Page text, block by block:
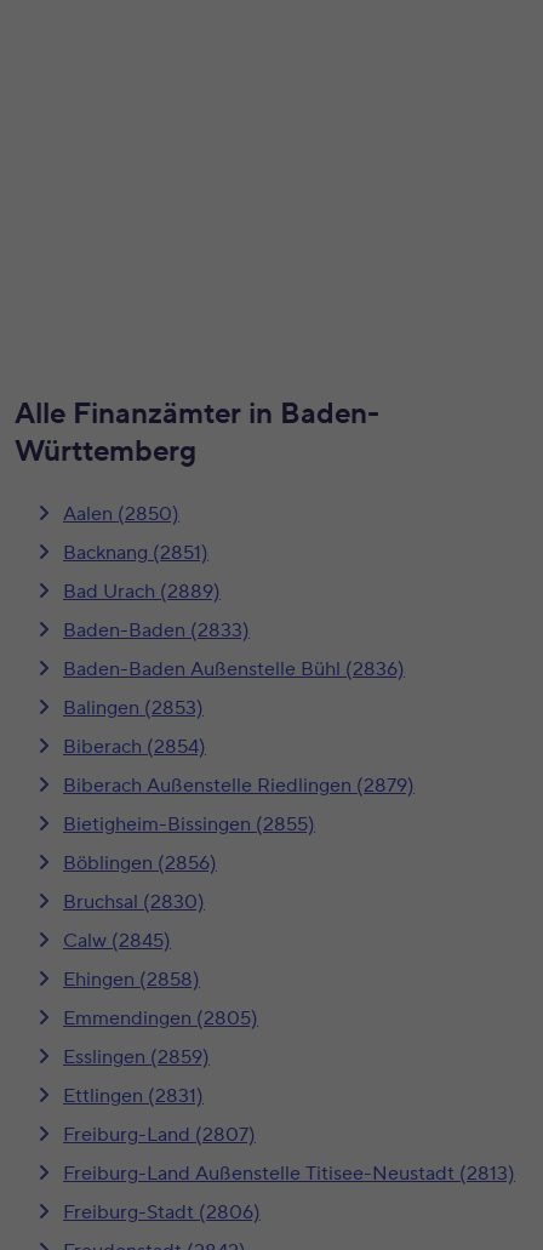
Alle Finanzämter in Baden-
Württemberg
Aalen (2850)
Backnang (2851)
Bad Urach (2889)
Baden-Baden (2833)
Baden-Baden Außenstelle Bühl (2836)
Balingen (2853)
Biberach (2854)
Biberach Außenstelle Riedlingen (2879)
Bietigheim-Bissingen (2855)
Böblingen (2856)
Bruchsal (2830)
Calw (2845)
Ehingen (2858)
Emmendingen (2805)
Esslingen (2859)
Ettlingen (2831)
Freiburg-Land (2807)
Freiburg-Land Außenstelle Titisee-Neustadt (2813)
Freiburg-Stadt (2806)